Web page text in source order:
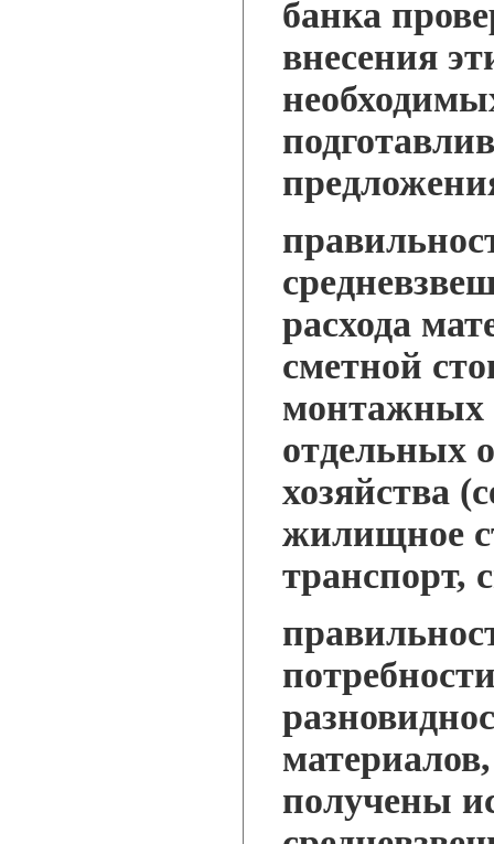
банка
внесения
расхода
сметной
монтажных
отдельных
хозяйства
жилищное
транспорт,
получены